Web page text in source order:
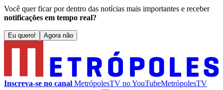
Você quer ficar por dentro das notícias mais importantes e receber
notificações em tempo real?
Eu quero! Agora não
Inscreva-se no canal MetrópolesTV noYouTubeMetrópolesTV